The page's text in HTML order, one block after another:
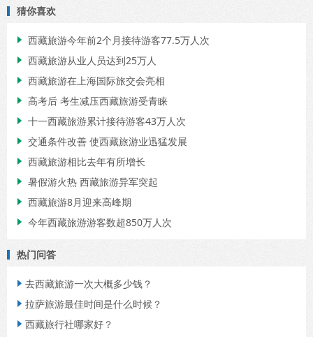
猜你喜欢
 西藏旅游今年前2个月接待游客77.5万人次
 西藏旅游从业人员达到25万人
 西藏旅游在上海国际旅交会亮相
 高考后 考生减压西藏旅游受青睐
 十一西藏旅游累计接待游客43万人次
 交通条件改善 使西藏旅游业迅猛发展
 西藏旅游相比去年有所增长
 暑假游火热 西藏旅游异军突起
 西藏旅游8月迎来高峰期
 今年西藏旅游游客数超850万人次
热门问答
 去西藏旅游一次大概多少钱？
 拉萨旅游最佳时间是什么时候？
 西藏旅行社哪家好？